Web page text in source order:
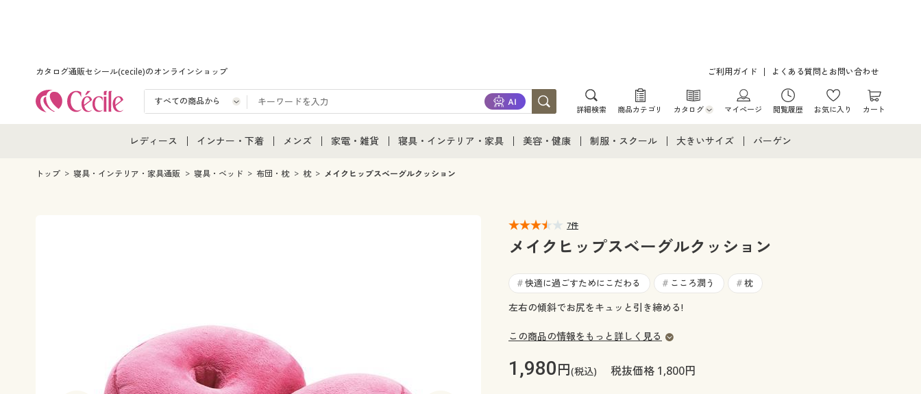
カタログ通販セシール(cecile)のオンラインショップ ご利用ガイド よくある質問とお問い合わせ
詳細検索 商品カテゴリ カタログ
カタログ・チラシからのご注文
マイページ 閲覧履歴 お気に入り カート
レディース
レディース通販すべて
インナー・下着
インナー・下着通販すべて
メンズ
メンズ通販すべて
家電・雑貨
家電・雑貨すべて
寝具・インテリア・家具
寝具・インテリア・家具通販すべて
カーテン・ラグ・ファブリック
美容・健康 制服・スクール
ジュニア・ティーンズ下着
大きいサイズ
大きいサイズ レディース下着
大きいサイズ メンズ
大きいサイズ 事務・制服
バーゲン
トップ 寝具・インテリア・家具通販 寝具・ベッド 布団・枕 枕 メイクヒップスベーグルクッション
7件
メイクヒップスベーグルクッション
# 快適に過ごすためにこだわる # こころ潤う # 枕
左右の傾斜でお尻をキュッと引き締める!
この商品の情報をもっと詳しく見る
1,980円(税込) 税抜価格 1,800円